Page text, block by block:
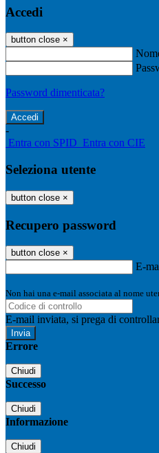
Accedi
button close ×
Password dimenticata?
-
Entra con SPID Entra con CIE
Seleziona utente
button close ×
Recupero password
button close ×
E-
Non hai una e-mail associata al nome
E-mail inviata, si prega di
Errore
Chiudi
Successo
Chiudi
Informazione
Chiudi